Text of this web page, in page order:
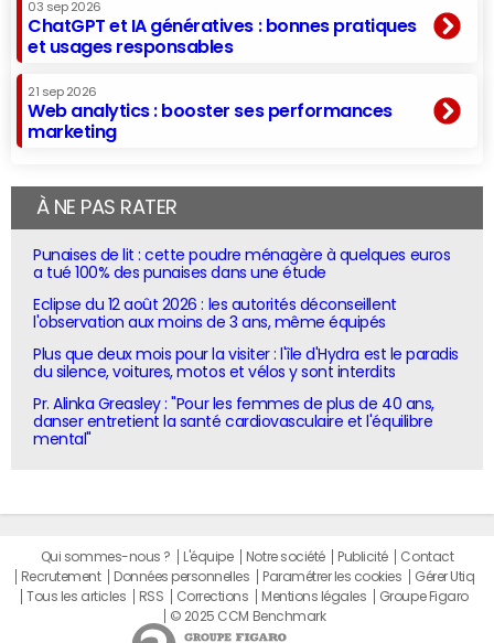
03 sep 2026
ChatGPT et IA génératives : bonnes pratiques
et usages responsables
21 sep 2026
Web analytics : booster ses performances
marketing
À NE PAS RATER
Punaises de lit : cette poudre ménagère à quelques euros
a tué 100% des punaises dans une étude
Eclipse du 12 août 2026 : les autorités déconseillent
l'observation aux moins de 3 ans, même équipés
Plus que deux mois pour la visiter : l'île d'Hydra est le paradis
du silence, voitures, motos et vélos y sont interdits
Pr. Alinka Greasley : "Pour les femmes de plus de 40 ans,
danser entretient la santé cardiovasculaire et l'équilibre
mental"
Qui sommes-nous ? L'équipe Notre société Publicité
Contact
Recrutement
Données personnelles Paramétrer les cookies
Gérer Utiq
Tous les articles
RSS Corrections Mentions légales
Groupe Figaro
© 2025 CCM Benchmark